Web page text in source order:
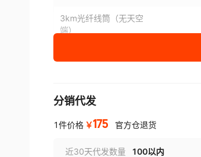
3km光纤线筒（无天空
端）
空端）
15km光纤线筒（无天
分销代发
1件价格 ￥175 官方仓退货
近30天代发数量 100以内